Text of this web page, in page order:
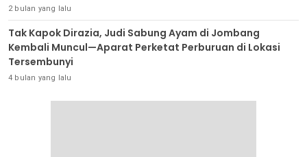
2 bulan yang lalu
Tak Kapok Dirazia, Judi Sabung Ayam di Jombang
Kembali Muncul—Aparat Perketat Perburuan di Lokasi
Tersembunyi
4 bulan yang lalu